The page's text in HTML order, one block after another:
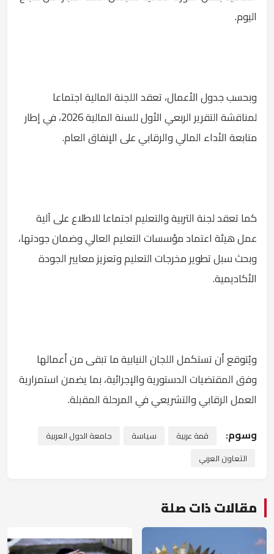
اليوم.
وبحسب جدول الأعمال، تعقد اللجنة المالية اجتماعا
لمناقشة التقرير الربعي الأول للسنة المالية 2026، في إطار
متابعة الأداء المالي والرقابي على الإنفاق العام.
كما تعقد لجنة التربية والتعليم اجتماعا للاطلاع على آلية
عمل هيئة اعتماد مؤسسات التعليم العالي وضمان جودتها،
وبحث سبل تطوير مخرجات التعليم وتعزيز معايير الجودة
الأكاديمية.
ويُتوقع أن تستكمل اللجان النيابية ما تبقى من أعمالها
وفق المقتضيات الدستورية والإجرائية، بما يضمن استمرارية
العمل الرقابي والتشريعي في المرحلة المقبلة.
وسوم: قمة عربية سياسة
جامعة الدول العربية
التعاون العربي
مقالات ذات صلة